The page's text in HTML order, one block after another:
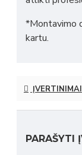
*Montavimo
kartu.
ĮVERTINIMAI
PARAŠYTI